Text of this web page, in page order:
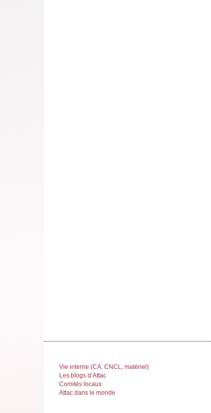
Vie interne (CA, CNCL, matériel)
Les blogs d’Attac
Comités locaux
Attac dans le monde